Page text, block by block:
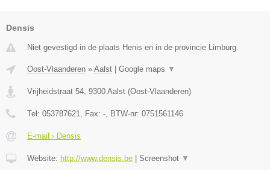
Densis
Niet gevestigd in de plaats Henis en in de provincie Limburg.
Oost-Vlaanderen » Aalst Google maps ▼
Vrijheidstraat 54, 9300 Aalst (Oost-Vlaanderen)
Tel: 053787621, Fax: -, BTW-nr: 0751561146
E-mail › Densis
Website: http://www.densis.be Screenshot ▼